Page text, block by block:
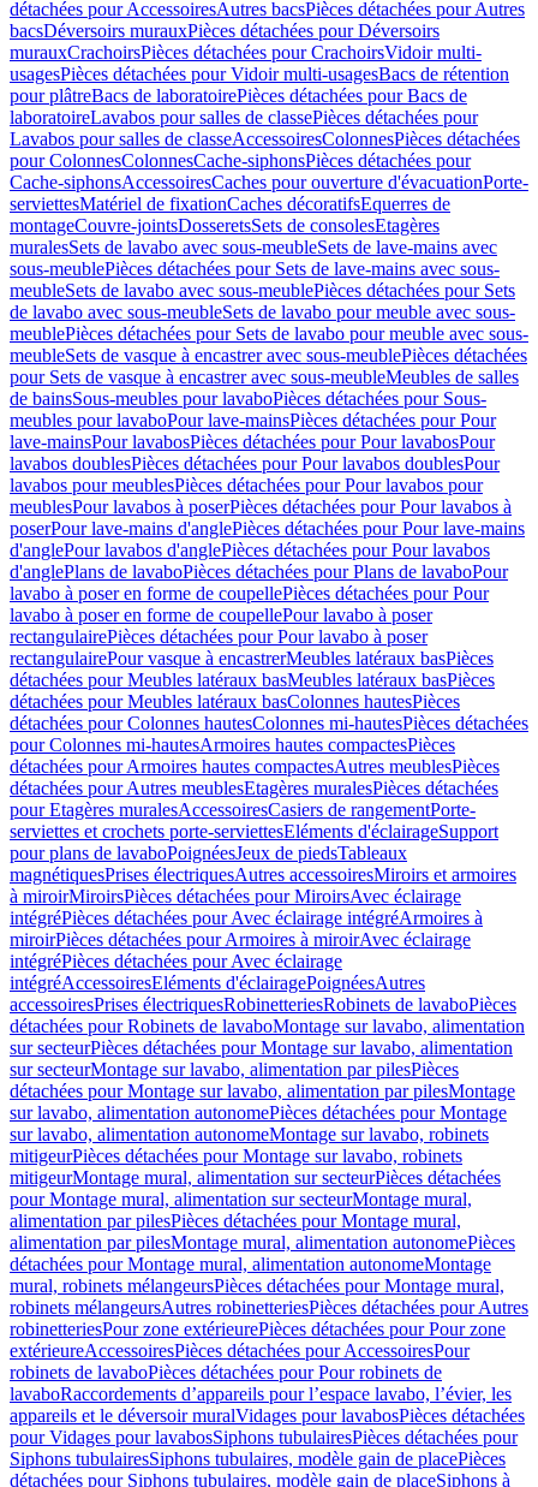
détachées pour AccessoiresAutres bacsPièces détachées pour Autres
bacsDéversoirs murauxPièces détachées pour Déversoirs
murauxCrachoirsPièces détachées pour CrachoirsVidoir multi-
usagesPièces détachées pour Vidoir multi-usagesBacs de rétention
pour plâtreBacs de laboratoirePièces détachées pour Bacs de
laboratoireLavabos pour salles de classePièces détachées pour
Lavabos pour salles de classeAccessoiresColonnesPièces détachées
pour ColonnesColonnesCache-siphonsPièces détachées pour
Cache-siphonsAccessoiresCaches pour ouverture d'évacuationPorte-
serviettesMatériel de fixationCaches décoratifsEquerres de
montageCouvre-jointsDosseretsSets de consolesEtagères
muralesSets de lavabo avec sous-meubleSets de lave-mains avec
sous-meublePièces détachées pour Sets de lave-mains avec sous-
meubleSets de lavabo avec sous-meublePièces détachées pour Sets
de lavabo avec sous-meubleSets de lavabo pour meuble avec sous-
meublePièces détachées pour Sets de lavabo pour meuble avec sous-
meubleSets de vasque à encastrer avec sous-meublePièces détachées
pour Sets de vasque à encastrer avec sous-meubleMeubles de salles
de bainsSous-meubles pour lavaboPièces détachées pour Sous-
meubles pour lavaboPour lave-mainsPièces détachées pour Pour
lave-mainsPour lavabosPièces détachées pour Pour lavabosPour
lavabos doublesPièces détachées pour Pour lavabos doublesPour
lavabos pour meublesPièces détachées pour Pour lavabos pour
meublesPour lavabos à poserPièces détachées pour Pour lavabos à
poserPour lave-mains d'anglePièces détachées pour Pour lave-mains
d'anglePour lavabos d'anglePièces détachées pour Pour lavabos
d'anglePlans de lavaboPièces détachées pour Plans de lavaboPour
lavabo à poser en forme de coupellePièces détachées pour Pour
lavabo à poser en forme de coupellePour lavabo à poser
rectangulairePièces détachées pour Pour lavabo à poser
rectangulairePour vasque à encastrerMeubles latéraux basPièces
détachées pour Meubles latéraux basMeubles latéraux basPièces
détachées pour Meubles latéraux basColonnes hautesPièces
détachées pour Colonnes hautesColonnes mi-hautesPièces détachées
pour Colonnes mi-hautesArmoires hautes compactesPièces
détachées pour Armoires hautes compactesAutres meublesPièces
détachées pour Autres meublesEtagères muralesPièces détachées
pour Etagères muralesAccessoiresCasiers de rangementPorte-
serviettes et crochets porte-serviettesEléments d'éclairageSupport
pour plans de lavaboPoignéesJeux de piedsTableaux
magnétiquesPrises électriquesAutres accessoiresMiroirs et armoires
à miroirMiroirsPièces détachées pour MiroirsAvec éclairage
intégréPièces détachées pour Avec éclairage intégréArmoires à
miroirPièces détachées pour Armoires à miroirAvec éclairage
intégréPièces détachées pour Avec éclairage
intégréAccessoiresEléments d'éclairagePoignéesAutres
accessoiresPrises électriquesRobinetteriesRobinets de lavaboPièces
détachées pour Robinets de lavaboMontage sur lavabo, alimentation
sur secteurPièces détachées pour Montage sur lavabo, alimentation
sur secteurMontage sur lavabo, alimentation par pilesPièces
détachées pour Montage sur lavabo, alimentation par pilesMontage
sur lavabo, alimentation autonomePièces détachées pour Montage
sur lavabo, alimentation autonomeMontage sur lavabo, robinets
mitigeurPièces détachées pour Montage sur lavabo, robinets
mitigeurMontage mural, alimentation sur secteurPièces détachées
pour Montage mural, alimentation sur secteurMontage mural,
alimentation par pilesPièces détachées pour Montage mural,
alimentation par pilesMontage mural, alimentation autonomePièces
détachées pour Montage mural, alimentation autonomeMontage
mural, robinets mélangeursPièces détachées pour Montage mural,
robinets mélangeursAutres robinetteriesPièces détachées pour Autres
robinetteriesPour zone extérieurePièces détachées pour Pour zone
extérieureAccessoiresPièces détachées pour AccessoiresPour
robinets de lavaboPièces détachées pour Pour robinets de
lavaboRaccordements d’appareils pour l’espace lavabo, l’évier, les
appareils et le déversoir muralVidages pour lavabosPièces détachées
pour Vidages pour lavabosSiphons tubulairesPièces détachées pour
Siphons tubulairesSiphons tubulaires, modèle gain de placePièces
détachées pour Siphons tubulaires, modèle gain de placeSiphons à